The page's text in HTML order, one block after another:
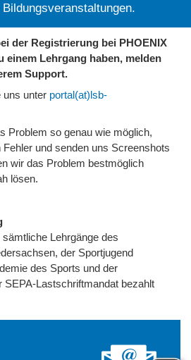
der Registrierung bei PHOENIX
einem Lehrgang haben, melden
Support.
uns unter portal(at)lsb-
Problem so genau wie möglich,
Fehler und senden uns Screenshots
wir das Problem bestmöglich
lösen.
Lehrgänge des
der Sportjugend
des Sports und der
SEPA-Lastschriftmandat bezahlt